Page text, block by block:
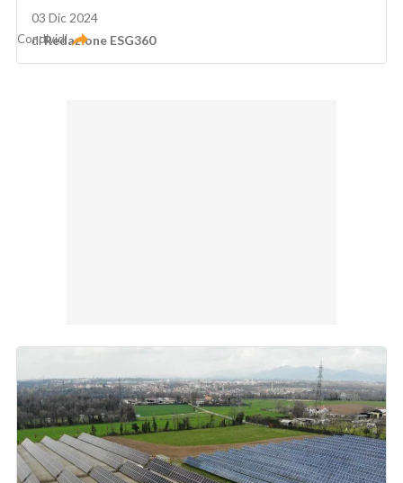
03 Dic 2024
diRedazione ESG360
Condividi